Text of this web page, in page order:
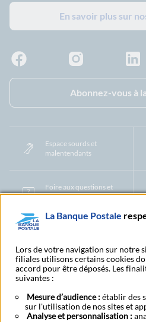
En savoir plus sur
Abonnez-vous à
Espace sourds et
malentendants
Foire aux questions et
centre d'aide
Protection des Données à Caractère
CookiesGestion des cookies
Contestation et réclamation
Alertes fraudes et points de vigilance
Aide navigateur et
Vider le cache de votre navigateur
La Banque Postale
Lors de votre navigation sur notre
filiales utilisons certains cookies
accord pour être déposés. Les
suivantes :
Mesure d’audience :établir des
sur l'utilisation de nos sites et
Analyse et personnalisation :